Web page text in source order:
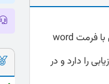
دانلود پرسشنامه احساساتی بودن فرد فینک و برگرز ارائه شده به صورت کامل و دقیق با فرمت word
را دارد و در